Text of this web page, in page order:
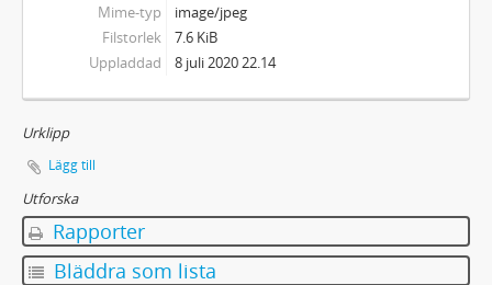
Mime-typ
image/jpeg
Filstorlek
7.6 KiB
Uppladdad
8 juli 2020 22.14
Urklipp
Lägg till
Utforska
Rapporter
Bläddra som lista